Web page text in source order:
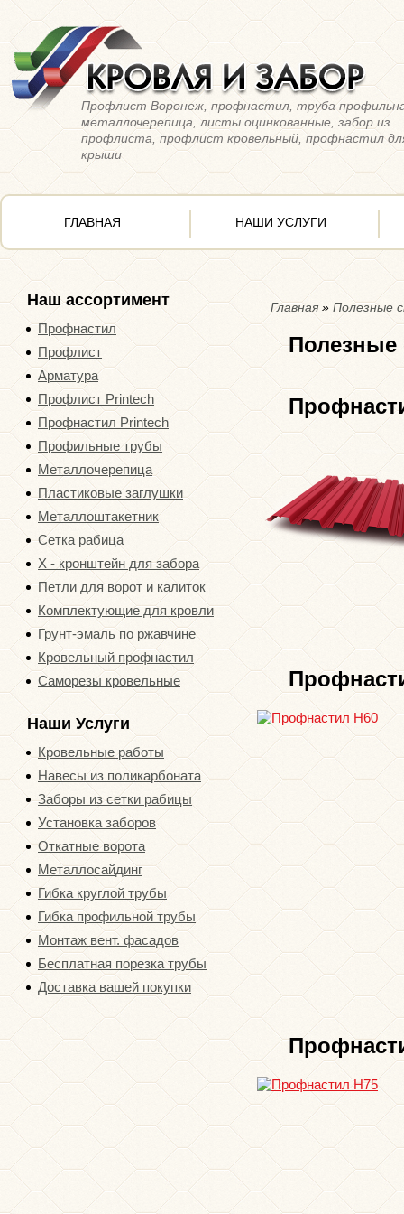
Профлист Воронеж, профнастил, труба
металлочерепица, листы оцинкованные, забор из
профлиста, профлист кровельный, профнастил
крыши
ГЛАВНАЯ НАШИ УСЛУГИ
Наш ассортимент
Профнастил
Профлист
Арматура
Профлист Printech
Профнастил Printech
Профильные трубы
Металлочерепица
Пластиковые заглушки
Металлоштакетник
Сетка рабица
Х - кронштейн для забора
Петли для ворот и калиток
Комплектующие для кровли
Грунт-эмаль по ржавчине
Кровельный профнастил
Саморезы кровельные
Наши Услуги
Кровельные работы
Навесы из поликарбоната
Заборы из сетки рабицы
Установка заборов
Откатные ворота
Металлосайдинг
Гибка круглой трубы
Гибка профильной трубы
Монтаж вент. фасадов
Бесплатная порезка трубы
Доставка вашей покупки
Главная » Полезные
Полезные